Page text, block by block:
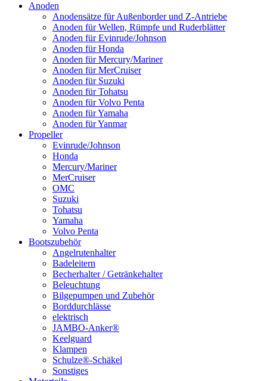
Anoden
Anodensätze für Außenborder und Z-Antriebe
Anoden für Wellen, Rümpfe und Ruderblätter
Anoden für Evinrude/Johnson
Anoden für Honda
Anoden für Mercury/Mariner
Anoden für MerCruiser
Anoden für Suzuki
Anoden für Tohatsu
Anoden für Volvo Penta
Anoden für Yamaha
Anoden für Yanmar
Propeller
Evinrude/Johnson
Honda
Mercury/Mariner
MerCruiser
OMC
Suzuki
Tohatsu
Yamaha
Volvo Penta
Bootszubehör
Angelrutenhalter
Badeleitern
Becherhalter / Getränkehalter
Beleuchtung
Bilgepumpen und Zubehör
Borddurchlässe
elektrisch
JAMBO-Anker®
Keelguard
Klampen
Schulze®-Schäkel
Sonstiges